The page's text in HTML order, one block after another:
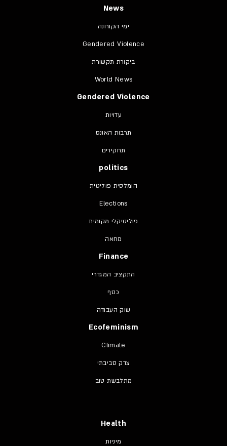
News
ימי הקורונה
Gendered Violence
ביקורת תקשורת
World News
Gendered Violence
עדויות
תרבות האונס
תחקירים
politics
הומלסית פוליטית
Elections
פוליטיקלי מקומית
מחאה
Finance
התקציב המגדרי
כסף
שוק העבודה
Ecofeminism
Climate
צדק סביבתי
מתלבשת טוב
Health
מיניות